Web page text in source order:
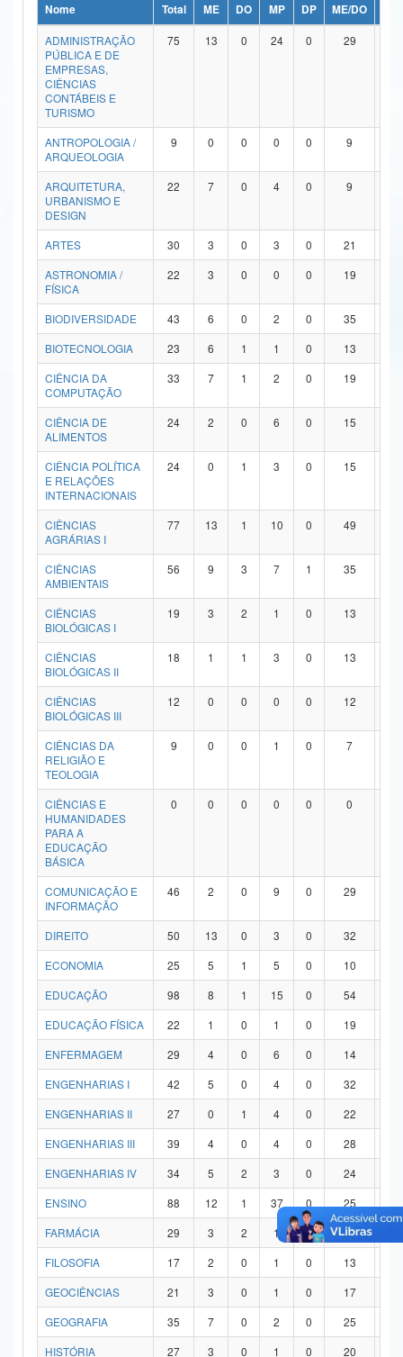
Ministério da Ciência, Tecnologia, Inovações e Comunicações
Ministério do Meio Ambiente
Ministério do Turismo
Ministério do Desenvolvimento Regional
Controladoria-Geral da União
Ministério da Mulher, da Família e dos Direitos Humanos
Secretaria de Governo
Advocacia-Geral da União
Banco Central do Brasil
Nome Total ME DO MP DP ME/DO
ADMINISTRAÇÃO
PÚBLICA E DE
EMPRESAS,
CIÊNCIAS
CONTÁBEIS E
TURISMO
75 13 0 24 0 29
ANTROPOLOGIA /
ARQUEOLOGIA
9 0 0 0 0 9
ARQUITETURA,
URBANISMO E
DESIGN
22 7 0 4 0 9
ARTES 30 3 0 3 0 21
ASTRONOMIA /
FÍSICA
22 3 0 0 0 19
BIODIVERSIDADE 43 6 0 2 0 35
BIOTECNOLOGIA
23 6 1 1 0 13
CIÊNCIA DA
COMPUTAÇÃO
33 7 1 2 0 19
CIÊNCIA DE
ALIMENTOS
24 2 0 6 0 15
CIÊNCIA POLÍTICA
E RELAÇÕES
INTERNACIONAIS
24 0 1 3 0 15
CIÊNCIAS
AGRÁRIAS I
77 13 1 10 0 49
CIÊNCIAS
AMBIENTAIS
56 9 3 7 1 35
CIÊNCIAS
BIOLÓGICAS I
19 3 2 1 0 13
CIÊNCIAS
BIOLÓGICAS II
18 1 1 3 0 13
CIÊNCIAS
BIOLÓGICAS III
12 0 0 0 0 12
CIÊNCIAS DA
RELIGIÃO E
TEOLOGIA
9 0 0 1 0 7
CIÊNCIAS E
HUMANIDADES
PARA A
EDUCAÇÃO
BÁSICA
0 0 0 0 0 0
COMUNICAÇÃO E
INFORMAÇÃO
46 2 0 9 0 29
DIREITO 50 13 0 3 0 32
ECONOMIA
25 5 1 5 0 10
EDUCAÇÃO
98 8 1 15 0 54
EDUCAÇÃO FÍSICA
22 1 0 1 0 19
ENFERMAGEM
29 4 0 6 0 14
ENGENHARIAS I
42 5 0 4 0 32
ENGENHARIAS II
27 0 1 4 0 22
ENGENHARIAS III
39 4 0 4 0 28
ENGENHARIAS IV
34 5 2 3 0 24
ENSINO
88 12 1 37 0 25
FARMÁCIA
29 3 2 1 0 21
FILOSOFIA
17 2 0 1 0 13
GEOCIÊNCIAS
21 3 0 1 0 17
GEOGRAFIA
35 7 0 2 0 25
HISTÓRIA
27 3 0 1 0 20